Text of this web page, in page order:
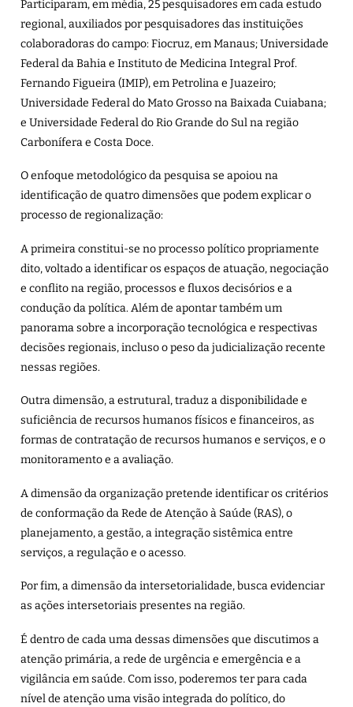
Participaram, em média, 25 pesquisadores em cada estudo
regional, auxiliados por pesquisadores das instituições
colaboradoras do campo: Fiocruz, em Manaus; Universidade
Federal da Bahia e Instituto de Medicina Integral Prof.
Fernando Figueira (IMIP), em Petrolina e Juazeiro;
Universidade Federal do Mato Grosso na Baixada Cuiabana;
e Universidade Federal do Rio Grande do Sul na região
Carbonífera e Costa Doce.
O enfoque metodológico da pesquisa se apoiou na
identificação de quatro dimensões que podem explicar o
processo de regionalização:
A primeira constitui-se no processo político propriamente
dito, voltado a identificar os espaços de atuação, negociação
e conflito na região, processos e fluxos decisórios e a
condução da política. Além de apontar também um
panorama sobre a incorporação tecnológica e respectivas
decisões regionais, incluso o peso da judicialização recente
nessas regiões.
Outra dimensão, a estrutural, traduz a disponibilidade e
suficiência de recursos humanos físicos e financeiros, as
formas de contratação de recursos humanos e serviços, e o
monitoramento e a avaliação.
A dimensão da organização pretende identificar os critérios
de conformação da Rede de Atenção à Saúde (RAS), o
planejamento, a gestão, a integração sistêmica entre
serviços, a regulação e o acesso.
Por fim, a dimensão da intersetorialidade, busca evidenciar
as ações intersetoriais presentes na região.
É dentro de cada uma dessas dimensões que discutimos a
atenção primária, a rede de urgência e emergência e a
vigilância em saúde. Com isso, poderemos ter para cada
nível de atenção uma visão integrada do político, do